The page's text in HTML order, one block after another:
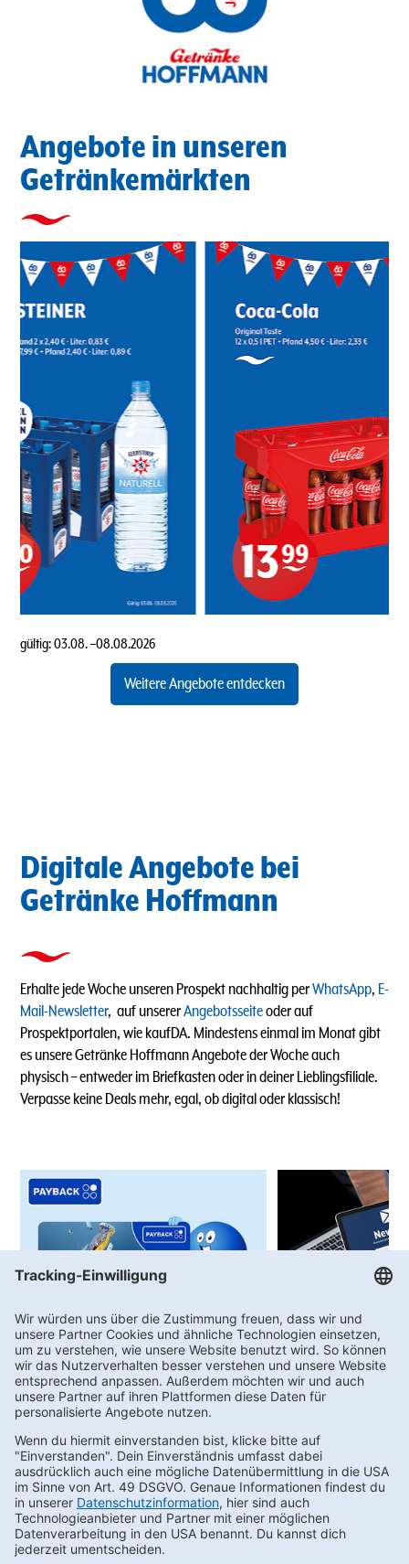
Angebote in unseren
Getränkemärkten
gültig:03.08.–08.08.2026
Weitere Angebote entdecken
Digitale Angebote bei
Getränke Hoffmann
Erhalte jede Woche unseren Prospekt nachhaltig perWhatsApp, E-
Mail-Newsletter, auf unsererAngebotsseiteoder auf
Prospektportalen, wie kaufDA. Mindestens einmal im Monat gibt
es unsere Getränke Hoffmann Angebote der Woche auch
physisch – entweder im Briefkasten oder in deiner Lieblingsfiliale.
Verpasse keine Deals mehr, egal, ob digital oder klassisch!
PAYBACK
Bei uns sprudeln PAYBACK °Punkte!
Newsletter-
Angebote,
Newsletter bestellen